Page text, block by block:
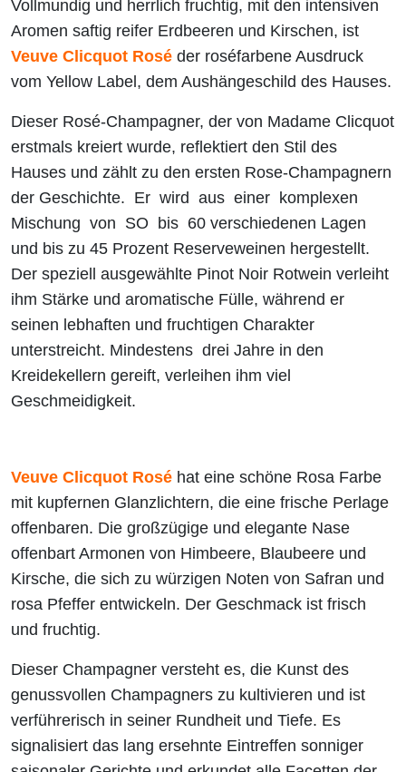
Vollmundig und herrlich fruchtig, mit den intensiven
Aromen saftig reifer Erdbeeren und Kirschen, ist
Veuve Clicquot Rosé der roséfarbene Ausdruck
vom Yellow Label, dem Aushängeschild des Hauses.
Dieser Rosé-Champagner, der von Madame Clicquot
erstmals kreiert wurde, reflektiert den Stil des
Hauses und zählt zu den ersten Rose-Champagnern
der Geschichte. Er wird aus einer komplexen
Mischung von SO bis 60 verschiedenen Lagen
und bis zu 45 Prozent Reserveweinen hergestellt.
Der speziell ausgewählte Pinot Noir Rotwein verleiht
ihm Stärke und aromatische Fülle, während er
seinen lebhaften und fruchtigen Charakter
unterstreicht. Mindestens drei Jahre in den
Kreidekellern gereift, verleihen ihm viel
Geschmeidigkeit.
Veuve Clicquot Rosé hat eine schöne Rosa Farbe
mit kupfernen Glanzlichtern, die eine frische Perlage
offenbaren. Die großzügige und elegante Nase
offenbart Armonen von Himbeere, Blaubeere und
Kirsche, die sich zu würzigen Noten von Safran und
rosa Pfeffer entwickeln. Der Geschmack ist frisch
und fruchtig.
Dieser Champagner versteht es, die Kunst des
genussvollen Champagners zu kultivieren und ist
verführerisch in seiner Rundheit und Tiefe. Es
signalisiert das lang ersehnte Eintreffen sonniger